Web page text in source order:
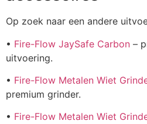
Op zoek naar een andere
• Fire-Flow JaySafe Carbon –
uitvoering.
• Fire-Flow Metalen Wiet
premium grinder.
• Fire-Flow Metalen Wiet